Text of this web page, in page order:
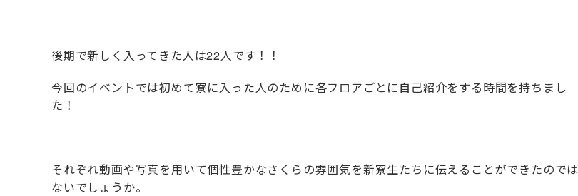
後期で新しく入ってきた人は22人です！！
今回のイベントでは初めて寮に入った人のために各フロアごとに自己紹介をする時間を持ちまし
た！
それぞれ動画や写真を用いて個性豊かなさくらの雰囲気を新寮生たちに伝えることができたのでは
ないでしょうか。